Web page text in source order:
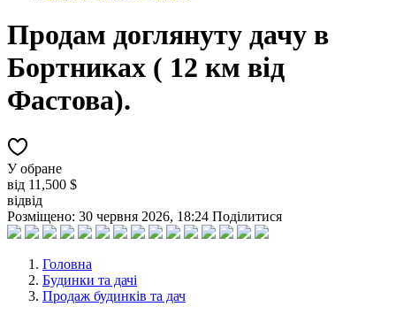
Продам доглянуту дачу в
Бортниках ( 12 км від
Фастова).
У обране
від 11,500 $
відвід
Розміщено: 30 червня 2026, 18:24 Поділитися
Головна
Будинки та дачі
Продаж будинків та дач